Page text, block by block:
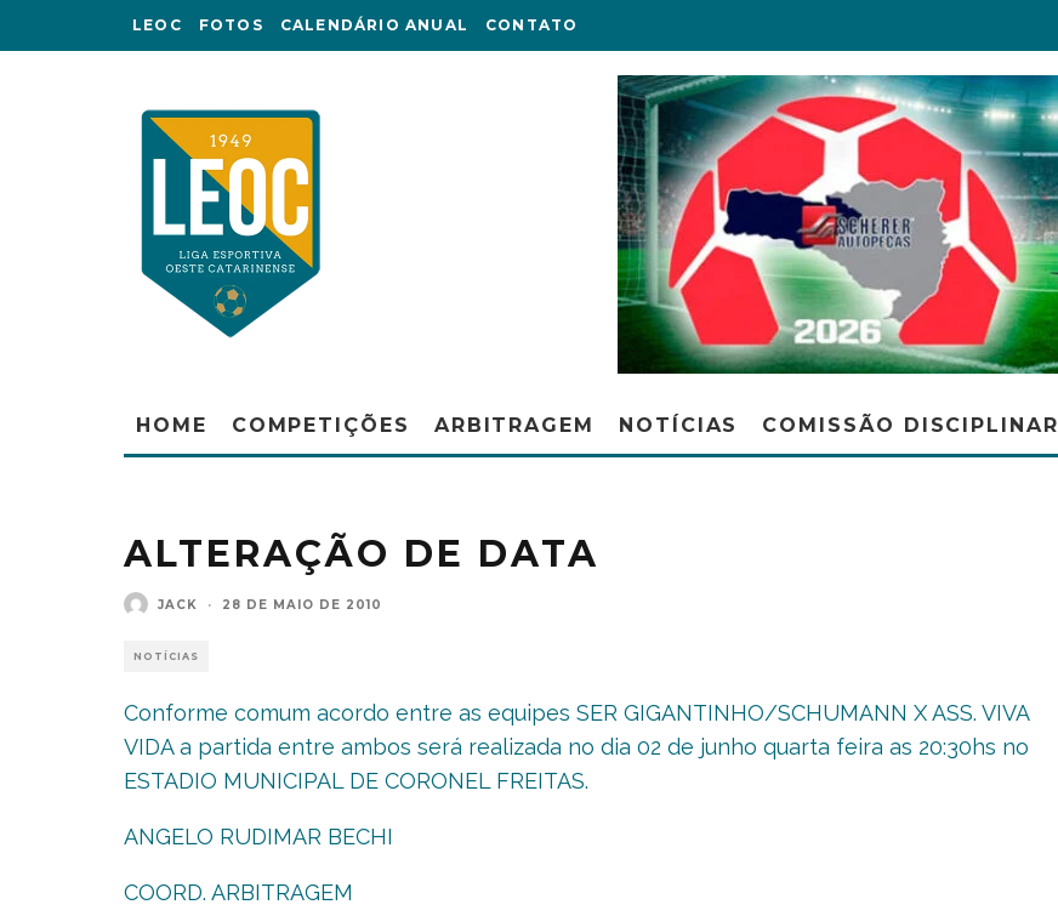
LEOC FOTOS CALENDÁRIO ANUAL CONTATO
HOME COMPETIÇÕES ARBITRAGEM NOTÍCIAS COMISSÃO DISCIPLINAR
ALTERAÇÃO DE DATA
JACK · 28 DE MAIO DE 2010
NOTÍCIAS
Conforme comum acordo entre as equipes SER GIGANTINHO/SCHUMANN X ASS. VIVA
VIDA a partida entre ambos será realizada no dia 02 de junho quarta feira as 20:30hs no
ESTADIO MUNICIPAL DE CORONEL FREITAS.
ANGELO RUDIMAR BECHI
COORD. ARBITRAGEM